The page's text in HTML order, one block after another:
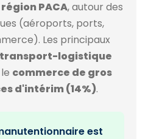
PACA, autour des
(aéroports, ports,
Les principaux
transport-logistique
commerce de gros
d'intérim (14%).
est